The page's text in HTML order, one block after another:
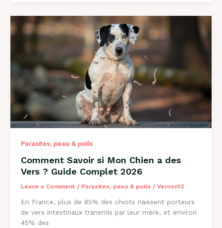
Ses
Poils
Causes
Solutions
Parasites, peau & poils
Comment Savoir si Mon Chien a des
Vers ? Guide Complet 2026
Leave a Comment / Parasites, peau & poils / Vernon13
En France, plus de 85% des chiots naissent porteurs
de vers intestinaux transmis par leur mère, et environ
45% des